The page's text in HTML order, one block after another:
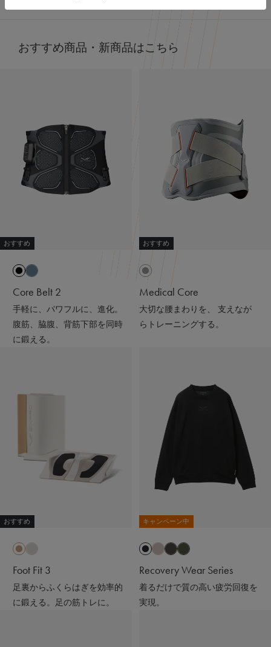
肌触りもいいから着ていて楽なのもいいいよね🫶❤️
外出でも全然着れちゃうデザイン🤍
#着るだけで疲労回復
天然鉱石を糸に練りこんで作られた特殊繊維だから
天然鉱石が身体から放出される遠赤外線（体温）を輻射
（ふくしゃ）することで血行促進してくれるみたい🫶😉
#SIXPAD
#シックスパッド
#着るだけで疲労回復
#リカバリーウェア
#スウェットコーデ#ワンマイルウェア#パーカー
#アラフォーファッション#ワントーンコーデ
おすすめ商品・新商品はこちら
おすすめ
Core Belt 2
手軽に、パワフルに、進化。
腹筋、脇腹、背筋下部を同時
に鍛える。
おすすめ
Medical Core
大切な腰まわりを、 支えなが
らトレーニングする。
おすすめ
Foot Fit 3
足裏からふくらはぎを効率的
に鍛える。足の筋トレに。
キャンペーン中
Recovery Wear Series
着るだけで質の高い疲労回復を
実現。